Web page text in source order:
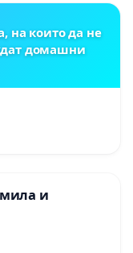
на които да не
домашни
и